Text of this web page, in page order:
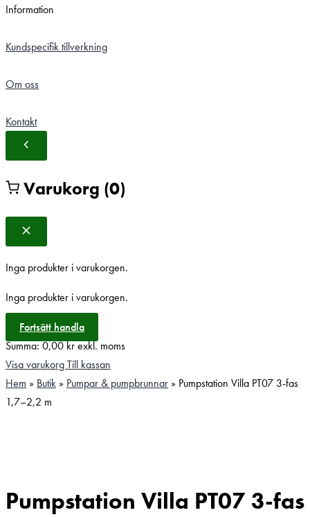
Information
Kundspecifik tillverkning
Om oss
Kontakt
Varukorg (0)
Inga produkter i varukorgen.
Inga produkter i varukorgen.
Fortsätt handla
Summa:0,00krexkl. moms
Visa varukorgTill kassan
Hem » Butik » Pumpar & pumpbrunnar » Pumpstation Villa PT07 3-fas
1,7–2,2 m
Pumpstation Villa PT07 3-fas